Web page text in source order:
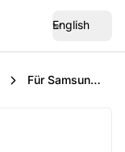
English
Für Samsung Galaxy A06 4G SM-A065 LCD Display Touchscreen Bildschirm